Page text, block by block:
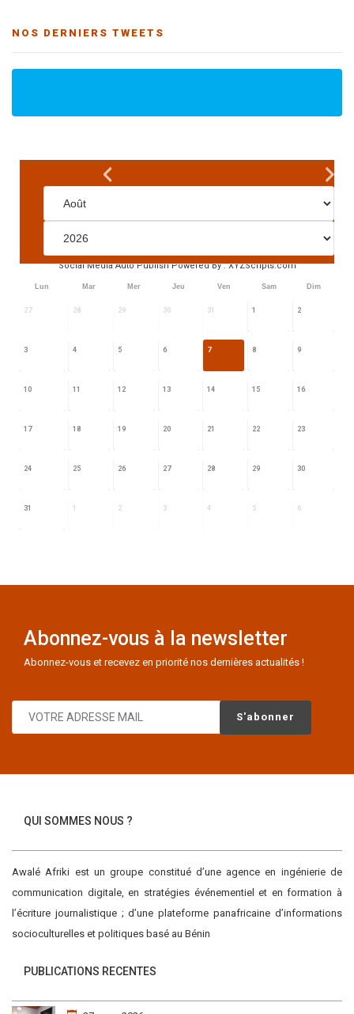
NOS DERNIERS TWEETS
Lun Mar Mer Jeu Ven Sam Dim
27 28 29 30 31 1 2
3 4 5 6 7 8 9
10 11 12 13 14 15 16
17 18 19 20 21 22 23
24 25 26 27 28 29 30
31 1 2 3 4 5 6
Abonnez-vous à la newsletter
Abonnez-vous et recevez en priorité nos dernières actualités !
QUI SOMMES NOUS ?
Awalé Afriki est un groupe constitué d’une agence en ingénierie de
communication digitale, en stratégies événementiel et en formation à
l’écriture journalistique ; d’une plateforme panafricaine d’informations
socioculturelles et politiques basé au Bénin
PUBLICATIONS RECENTES
Social Media Auto PublishPowered By :XYZScripts.com